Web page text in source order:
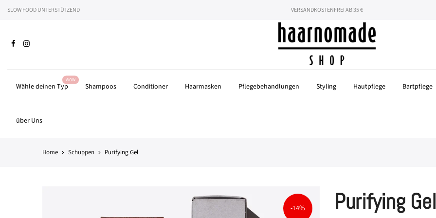
Zum
Wir hören nicht auf! Mit dem Code "SOMMER26" 26% auf deine gesamte
SLOW FOOD UNTERSTÜTZEND VERSANDKOSTENFREI AB 35 €
Wähle deinen Typ
WOW
Shampoos Conditioner Haarmasken Pflegebehandlungen Styling Hautpflege Bartpflege
über Uns
Home Schuppen Purifying Gel
-14% Purifying Gel